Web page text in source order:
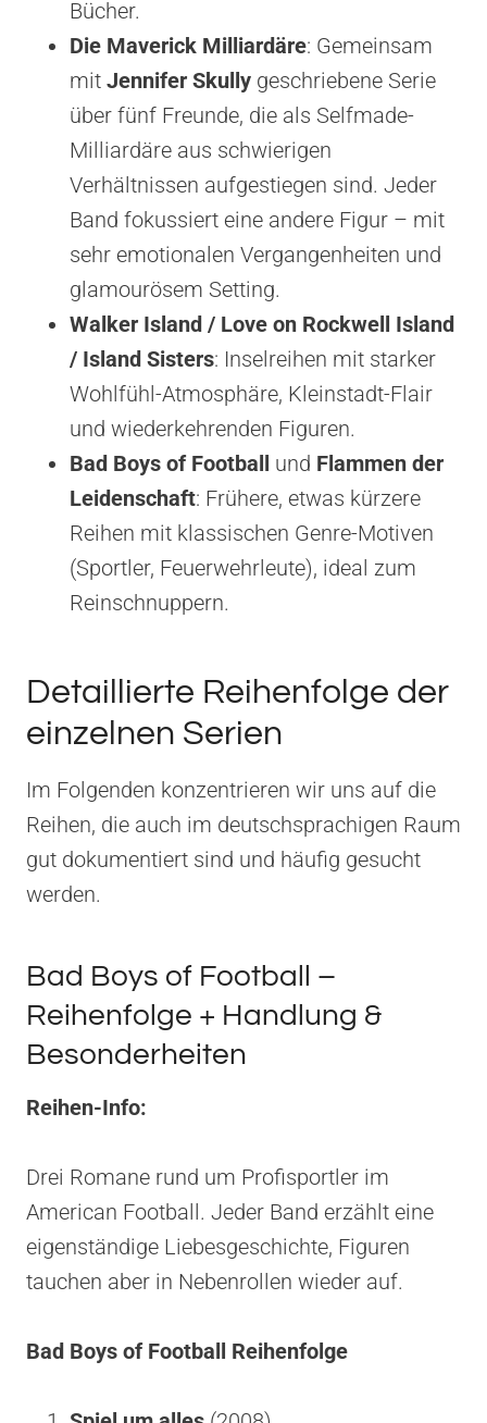
Bücher.
Die Maverick Milliardäre: Gemeinsam
mit Jennifer Skully geschriebene Serie
über fünf Freunde, die als Selfmade-
Milliardäre aus schwierigen
Verhältnissen aufgestiegen sind. Jeder
Band fokussiert eine andere Figur – mit
sehr emotionalen Vergangenheiten und
glamourösem Setting.
Walker Island / Love on Rockwell Island
/ Island Sisters: Inselreihen mit starker
Wohlfühl-Atmosphäre, Kleinstadt-Flair
und wiederkehrenden Figuren.
Bad Boys of Football und Flammen der
Leidenschaft: Frühere, etwas kürzere
Reihen mit klassischen Genre-Motiven
(Sportler, Feuerwehrleute), ideal zum
Reinschnuppern.
Detaillierte Reihenfolge der
einzelnen Serien
Im Folgenden konzentrieren wir uns auf die
Reihen, die auch im deutschsprachigen Raum
gut dokumentiert sind und häufig gesucht
werden.
Bad Boys of Football –
Reihenfolge + Handlung &
Besonderheiten
Reihen-Info:
Drei Romane rund um Profisportler im
American Football. Jeder Band erzählt eine
eigenständige Liebesgeschichte, Figuren
tauchen aber in Nebenrollen wieder auf.
Bad Boys of Football Reihenfolge